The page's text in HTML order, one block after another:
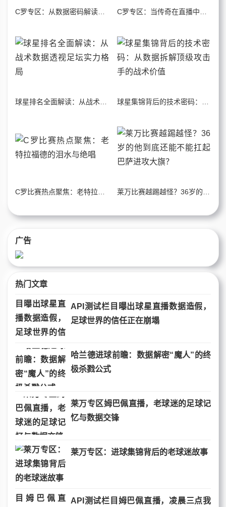
C罗比赛热点聚焦：老特拉福德的泪水与绝唱 莱万比赛越踢越怪？36岁的他到底还能不能扛起巴萨进攻大旗？
广告
热门文章
API测试栏目曝出球星直播数据造假，
足球世界的信任正在崩塌
哈兰德进球前瞻：数据解密“魔人”的终
极杀戮公式
莱万专区姆巴佩直播，老球迷的足球记
忆与数据交锋
莱万专区：进球集锦背后的老球迷故事
API测试栏目姆巴佩直播，凌晨三点我